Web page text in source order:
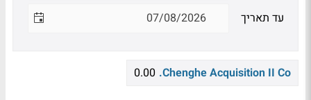
עד תאריך
Chenghe Acquisition II Co.
0.00